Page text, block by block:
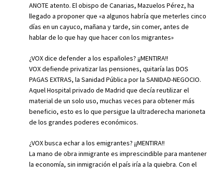
ANOTE atento. El obispo de Canarias, Mazuelos Pérez, ha
llegado a proponer que «a algunos habría que meterles cinco
días en un cayuco, mañana y tarde, sin comer, antes de
hablar de lo que hay que hacer con los migrantes»
¿VOX dice defender a los españoles? ¡¡MENTIRA!!
VOX defiende privatizar las pensiones, quitaría las DOS
PAGAS EXTRAS, la Sanidad Pública por la SANIDAD-NEGOCIO.
Aquel Hospital privado de Madrid que decía reutilizar el
material de un solo uso, muchas veces para obtener más
beneficio, esto es lo que persigue la ultraderecha marioneta
de los grandes poderes económicos.
¿VOX busca echar a los emigrantes? ¡¡MENTIRA!!
La mano de obra inmigrante es imprescindible para mantener
la economía, sin inmigración el país iría a la quiebra. Con el